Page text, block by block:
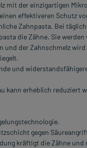
mit der einzigartigen
effektiveren Schutz
Zahnpasta. Bei
die Zähne. Sie
und der Zahnschmelz
und
kann erheblich reduziert
gegen
kräftigt die Zähne und